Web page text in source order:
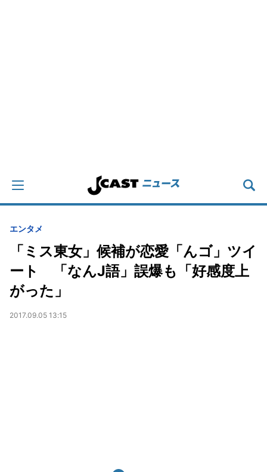
エンタメ
「ミス東女」候補が恋愛「んゴ」ツイ
ート 「なんJ語」誤爆も「好感度上
がった」
2017.09.05 13:15